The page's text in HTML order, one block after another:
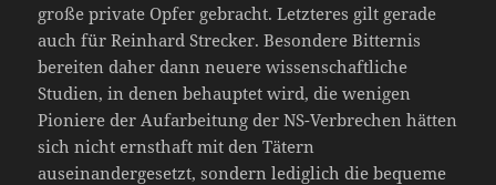
große private Opfer gebracht. Letzteres gilt gerade
auch für Reinhard Strecker. Besondere Bitternis
bereiten daher dann neuere wissenschaftliche
Studien, in denen behauptet wird, die wenigen
Pioniere der Aufarbeitung der NS-Verbrechen hätten
sich nicht ernsthaft mit den Tätern
auseinandergesetzt, sondern lediglich die bequeme